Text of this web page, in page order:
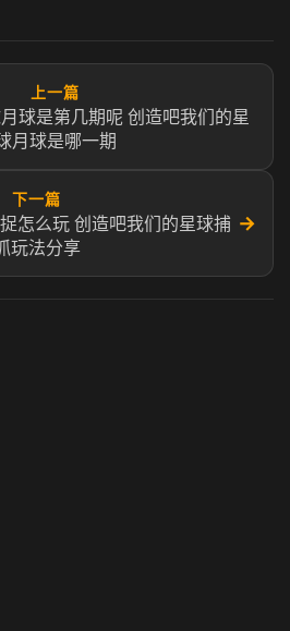
上一篇
球是第几期呢 创造吧我们的星
月球是哪一期
下一篇
怎么玩 创造吧我们的星球捕
玩法分享
→